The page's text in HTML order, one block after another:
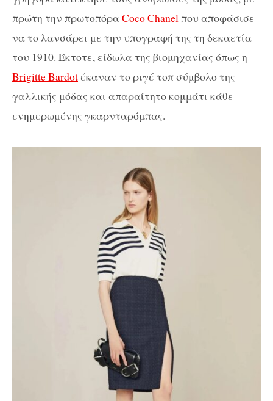
πρώτη την πρωτοπόραCoco Chanelπου αποφάσισε
να το λανσάρει με την υπογραφή της τη δεκαετία
του 1910. Έκτοτε, είδωλα της βιομηχανίας όπως η
Brigitte Bardotέκαναν το ριγέ τοπ σύμβολο της
γαλλικής μόδας και απαραίτητο κομμάτι κάθε
ενημερωμένης γκαρνταρόμπας.